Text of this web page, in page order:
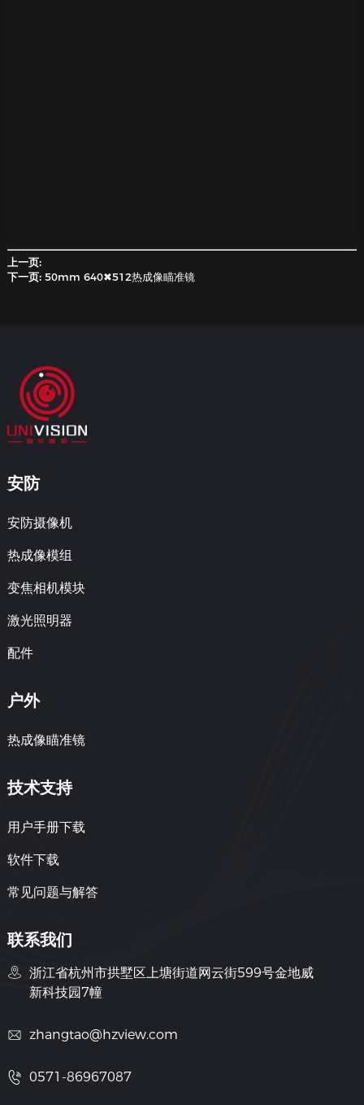
上一页:
下一页: 50mm 640✖512热成像瞄准镜
安防
安防摄像机
热成像模组
变焦相机模块
激光照明器
配件
户外
热成像瞄准镜
技术支持
用户手册下载
软件下载
常见问题与解答
联系我们
浙江省杭州市拱墅区上塘街道网云街599号金地威
新科技园7幢
zhangtao@hzview.com
0571-86967087